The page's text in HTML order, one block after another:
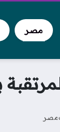
مصر
مصر